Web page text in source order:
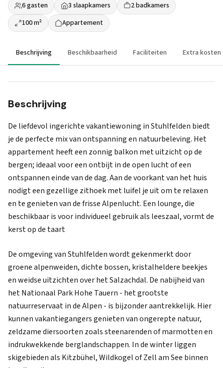
6 gasten 3 slaapkamers
2 badkamers
100 m²
Appartement
Beschrijving Beschikbaarheid Faciliteiten Extra kosten
Beschrijving
De liefdevol ingerichte vakantiewoning in Stuhlfelden biedt
je de perfecte mix van ontspanning en natuurbeleving. Het
appartement heeft een zonnig balkon met uitzicht op de
bergen; ideaal voor een ontbijt in de open lucht of een
ontspannen einde van de dag. Aan de voorkant van het huis
nodigt een gezellige zithoek met luifel je uit om te relaxen
en te genieten van de frisse Alpenlucht. Een lounge, die
beschikbaar is voor individueel gebruik als leeszaal, vormt de
kerst op de taart
De omgeving van Stuhlfelden wordt gekenmerkt door
groene alpenweiden, dichte bossen, kristalheldere beekjes
en weidse uitzichten over het Salzachdal. De nabijheid van
het Nationaal Park Hohe Tauern - het grootste
natuurreservaat in de Alpen - is bijzonder aantrekkelijk. Hier
kunnen vakantiegangers genieten van ongerepte natuur,
zeldzame diersoorten zoals steenarenden of marmotten en
indrukwekkende berglandschappen. In de winter liggen
skigebieden als Kitzbühel, Wildkogel of Zell am See binnen